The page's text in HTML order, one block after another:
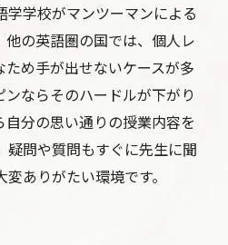
学学校がマンツーマンによる
の英語圏の国では、個人レ
ため手が出せないケースが多
ならそのハードルが下がり
自分の思い通りの授業内容を
疑問や質問もすぐに先生に聞
ありがたい環境です。